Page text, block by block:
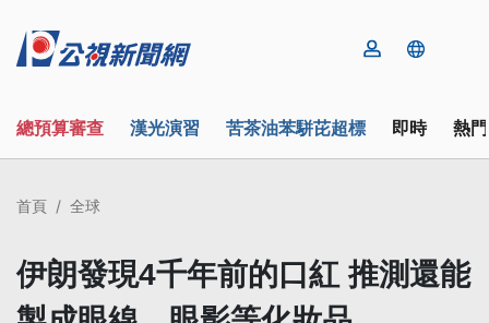
總預算審查 漢光演習 苦茶油苯駢芘超標 即時 熱
首頁 全球
伊朗發現4千年前的口紅 推測還能